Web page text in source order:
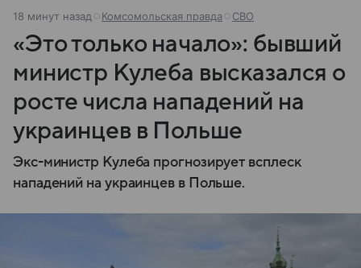
18 минут назад Комсомольская правда СВО
«Это только начало»: бывший
министр Кулеба высказался о
росте числа нападений на
украинцев в Польше
Экс-министр Кулеба прогнозирует всплеск
нападений на украинцев в Польше.